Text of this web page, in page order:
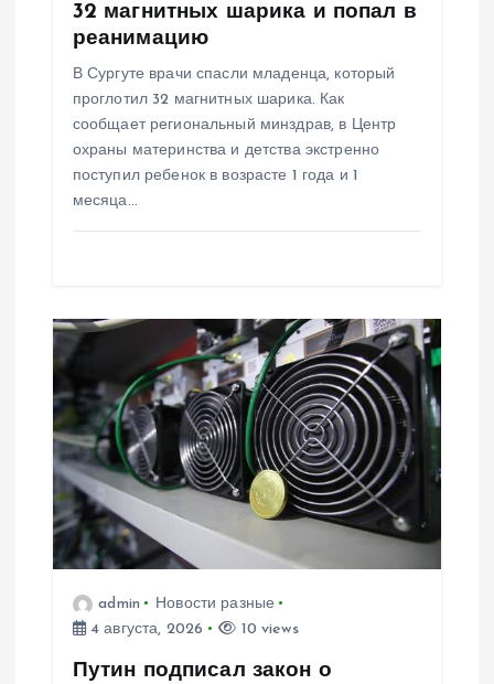
32 магнитных шарика и попал в
реанимацию
В Сургуте врачи спасли младенца, который
проглотил 32 магнитных шарика. Как
сообщает региональный минздрав, в Центр
охраны материнства и детства экстренно
поступил ребенок в возрасте 1 года и 1
месяца…
admin
Новости разные
4 августа, 2026
10 views
Путин подписал закон о